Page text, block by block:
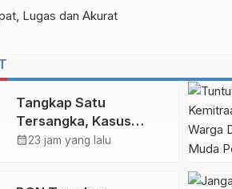
Lugas dan Akurat
Tangkap Satu
Tersangka, Kasus
Penganiayaan
calendar_month23 jam yang lalu